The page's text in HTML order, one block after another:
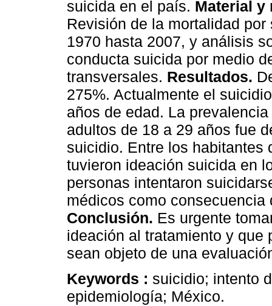
suicida en el país. Material y
Revisión de la mortalidad por
1970 hasta 2007, y análisis
conducta suicida por medio
transversales. Resultados.
275%. Actualmente el
años de edad. La
adultos de 18 a 29 años fue
suicidio. Entre los habitantes
tuvieron ideación suicida en
personas intentaron
médicos como
Conclusión. Es urgente
ideación al tratamiento y que
sean objeto de una
Keywords : suicidio; intento
epidemiología; México.